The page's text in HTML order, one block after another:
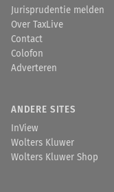
Jurisprudentie melden
Over TaxLive
Contact
Colofon
Adverteren
ANDERE SITES
InView
Wolters Kluwer
Wolters Kluwer Shop